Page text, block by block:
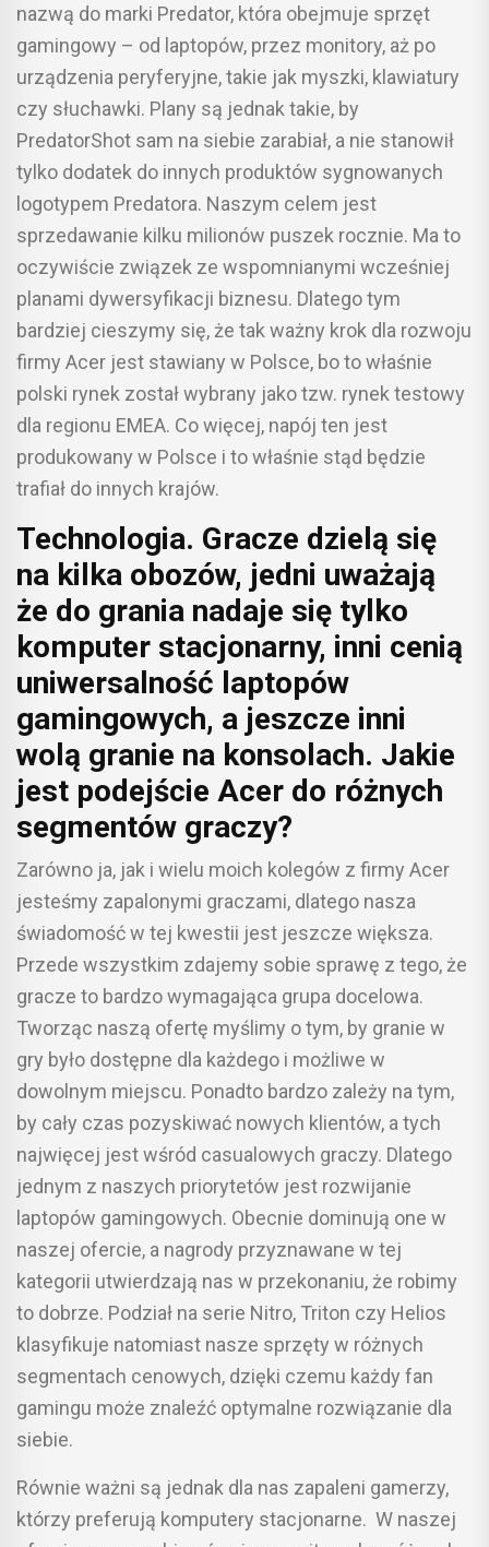
nazwą do marki Predator, która obejmuje sprzęt
gamingowy – od laptopów, przez monitory, aż po
urządzenia peryferyjne, takie jak myszki, klawiatury
czy słuchawki. Plany są jednak takie, by
PredatorShot sam na siebie zarabiał, a nie stanowił
tylko dodatek do innych produktów sygnowanych
logotypem Predatora. Naszym celem jest
sprzedawanie kilku milionów puszek rocznie. Ma to
oczywiście związek ze wspomnianymi wcześniej
planami dywersyfikacji biznesu. Dlatego tym
bardziej cieszymy się, że tak ważny krok dla rozwoju
firmy Acer jest stawiany w Polsce, bo to właśnie
polski rynek został wybrany jako tzw. rynek testowy
dla regionu EMEA. Co więcej, napój ten jest
produkowany w Polsce i to właśnie stąd będzie
trafiał do innych krajów.
Technologia. Gracze dzielą się
na kilka obozów, jedni uważają
że do grania nadaje się tylko
komputer stacjonarny, inni cenią
uniwersalność laptopów
gamingowych, a jeszcze inni
wolą granie na konsolach. Jakie
jest podejście Acer do różnych
segmentów graczy?
Zarówno ja, jak i wielu moich kolegów z firmy Acer
jesteśmy zapalonymi graczami, dlatego nasza
świadomość w tej kwestii jest jeszcze większa.
Przede wszystkim zdajemy sobie sprawę z tego, że
gracze to bardzo wymagająca grupa docelowa.
Tworząc naszą ofertę myślimy o tym, by granie w
gry było dostępne dla każdego i możliwe w
dowolnym miejscu. Ponadto bardzo zależy na tym,
by cały czas pozyskiwać nowych klientów, a tych
najwięcej jest wśród casualowych graczy. Dlatego
jednym z naszych priorytetów jest rozwijanie
laptopów gamingowych. Obecnie dominują one w
naszej ofercie, a nagrody przyznawane w tej
kategorii utwierdzają nas w przekonaniu, że robimy
to dobrze. Podział na serie Nitro, Triton czy Helios
klasyfikuje natomiast nasze sprzęty w różnych
segmentach cenowych, dzięki czemu każdy fan
gamingu może znaleźć optymalne rozwiązanie dla
siebie.
Równie ważni są jednak dla nas zapaleni gamerzy,
którzy preferują komputery stacjonarne. W naszej